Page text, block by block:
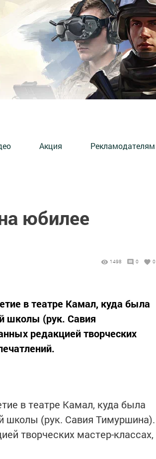
Акция Рекламодателям
юбилее
1498 0 0
в театре Камал, куда была
школы (рук. Савия
редакцией творческих
в театре Камал, куда была
школы (рук. Савия Тимуршина).
творческих мастер-классах,